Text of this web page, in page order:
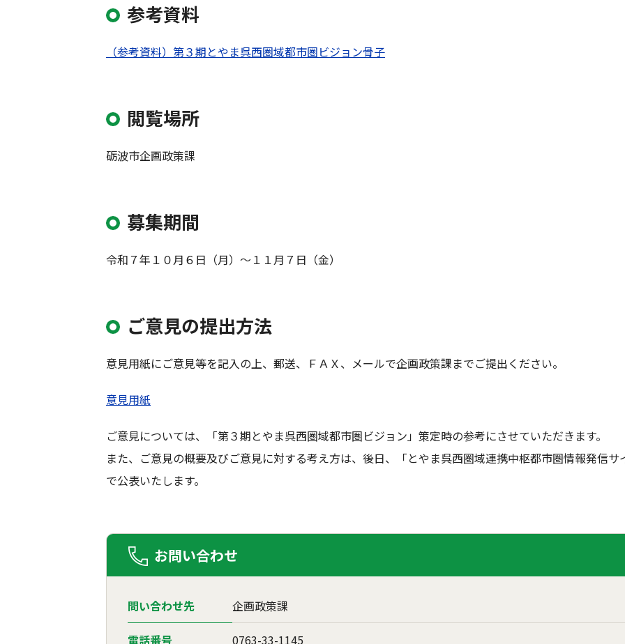
参考資料
（参考資料）第３期とやま呉西圏域都市圏ビジョン骨子
閲覧場所
砺波市企画政策課
募集期間
令和７年１０月６日（月）～１１月７日（金）
ご意見の提出方法
意見用紙にご意見等を記入の上、郵送、ＦＡＸ、メールで企画政策課までご提出ください。
意見用紙
ご意見については、「第３期とやま呉西圏域都市圏ビジョン」策定時の参考にさせていただきます。
また、ご意見の概要及びご意見に対する考え方は、後日、「とやま呉西圏域連携中枢都市圏情報発信サ
で公表いたします。
お問い合わせ
問い合わせ先 企画政策課
電話番号 0763-33-1145